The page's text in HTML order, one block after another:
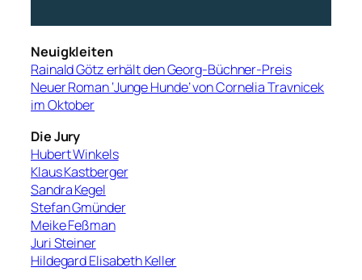
Neuigkleiten
Rainald Götz erhält den Georg-Büchner-Preis
Neuer Roman ‘Junge Hunde’ von Cornelia Travnicek
im Oktober
Die Jury
Hubert Winkels
Klaus Kastberger
Sandra Kegel
Stefan Gmünder
Meike Feßman
Juri Steiner
Hildegard Elisabeth Keller